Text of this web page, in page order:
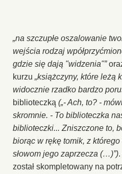
„na szczupłe oszalowanie
wejścia rodzaj
gdzie się dają "widzenia"”
kurzu „książczyny, które leżą
widocznie rzadko bardzo
biblioteczką („- Ach, to? -
skromnie. - To biblioteczka
biblioteczki... Zniszczone to,
biorąc w rękę tomik, z
słowom jego zaprzecza (…)”)
został skompletowany na